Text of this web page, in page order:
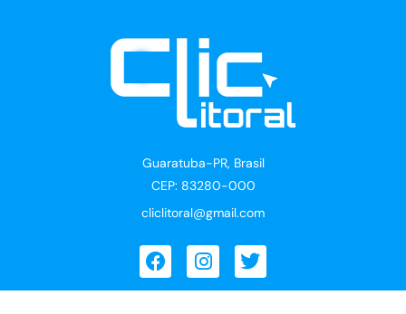
Guaratuba-PR, Brasil
CEP: 83280-000
cliclitoral@gmail.com